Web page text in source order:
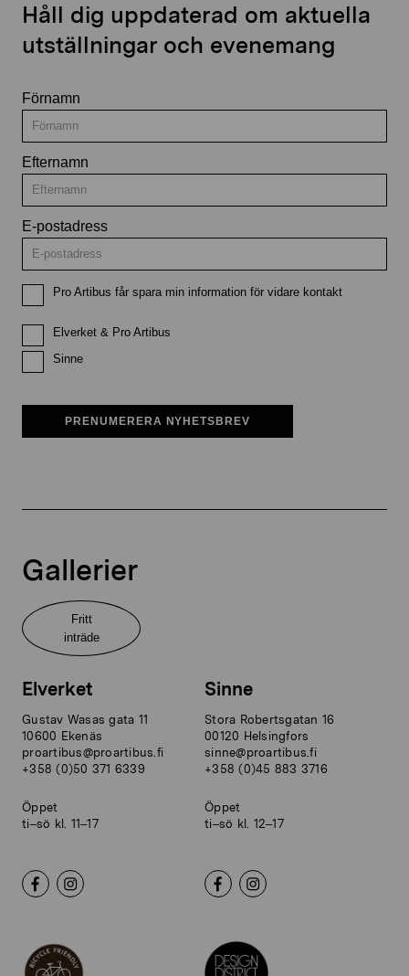
Håll dig uppdaterad om aktuella
utställningar och evenemang
Förnamn
Efternamn
E-postadress
Pro Artibus får spara min information för vidare kontakt
Elverket & Pro Artibus
Sinne
PRENUMERERA NYHETSBREV
Gallerier
Fritt
inträde
Elverket
Gustav Wasas gata 11
10600 Ekenäs
proartibus@proartibus.fi
+358 (0)50 371 6339
Öppet
ti–sö kl. 11–17
Sinne
Stora Robertsgatan 16
00120 Helsingfors
sinne@proartibus.fi
+358 (0)45 883 3716
Öppet
ti–sö kl. 12–17